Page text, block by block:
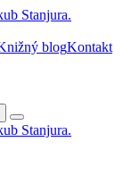
blogKontakt